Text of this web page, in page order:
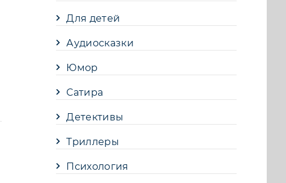
Для детей
Аудиосказки
Юмор
Сатира
Детективы
Триллеры
Психология